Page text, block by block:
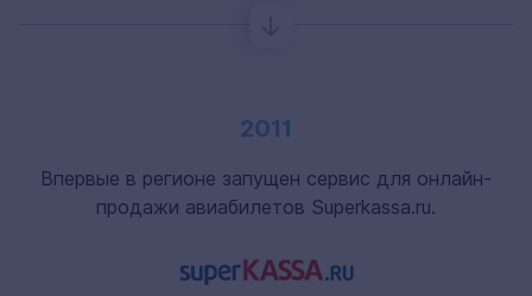
2011
Впервые в регионе запущен сервис для онлайн-
продажи авиабилетов Superkassa.ru.